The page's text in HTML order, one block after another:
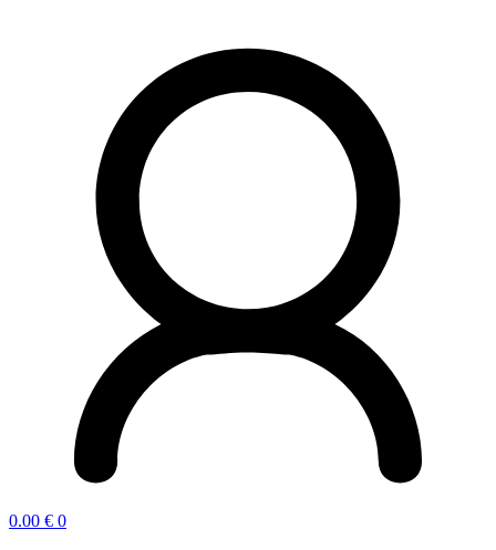
0.00 € 0